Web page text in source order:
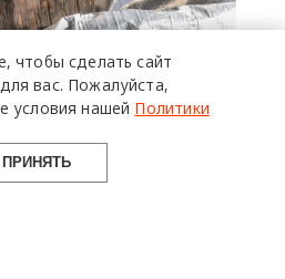
чтобы сделать сайт
вас. Пожалуйста,
условия нашей Политики
ПРИНЯТЬ